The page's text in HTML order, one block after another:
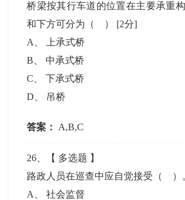
桥梁按其行车道的位置在主要承重
和下方可分为（ ） [2分]
A
上承式桥
B
中承式桥
C 、下承式桥
D
吊桥
答案： A,B,C
26 、【 多选题 】
路政人员在巡查中应自觉接受（ ）
A
、社会监督